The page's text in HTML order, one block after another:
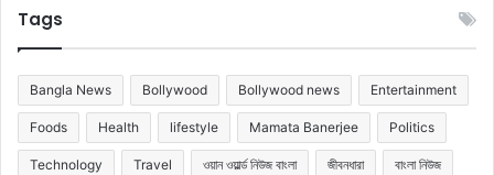
Tags
Bangla News Bollywood Bollywood news Entertainment
Foods Health lifestyle Mamata Banerjee Politics
Technology Travel ওয়ান ওয়ার্ল্ড নিউজ বাংলা জীবনধারা বাংলা নিউজ